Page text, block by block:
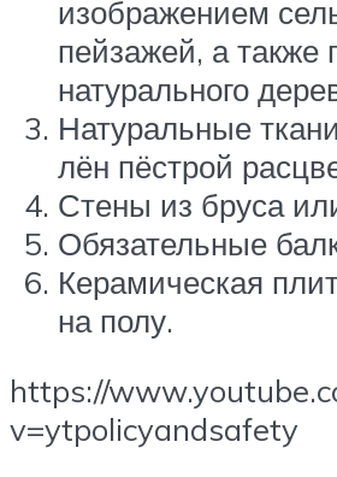
изображением
пейзажей, а также
натурального
Натуральные
лён пёстрой
Стены из бруса
Обязательные
Керамическая
на полу.
https://
v=ytpolicyandsafety